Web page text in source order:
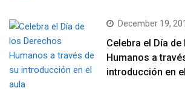
December 19,
Celebra el Día
Humanos a
introducción en